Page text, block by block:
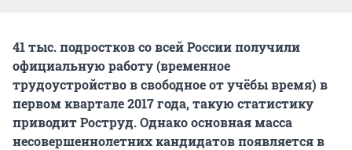
41 тыс. подростков со всей России получили
официальную работу (временное
трудоустройство в свободное от учёбы время) в
первом квартале 2017 года, такую статистику
приводит Роструд. Однако основная масса
несовершеннолетних кандидатов появляется в